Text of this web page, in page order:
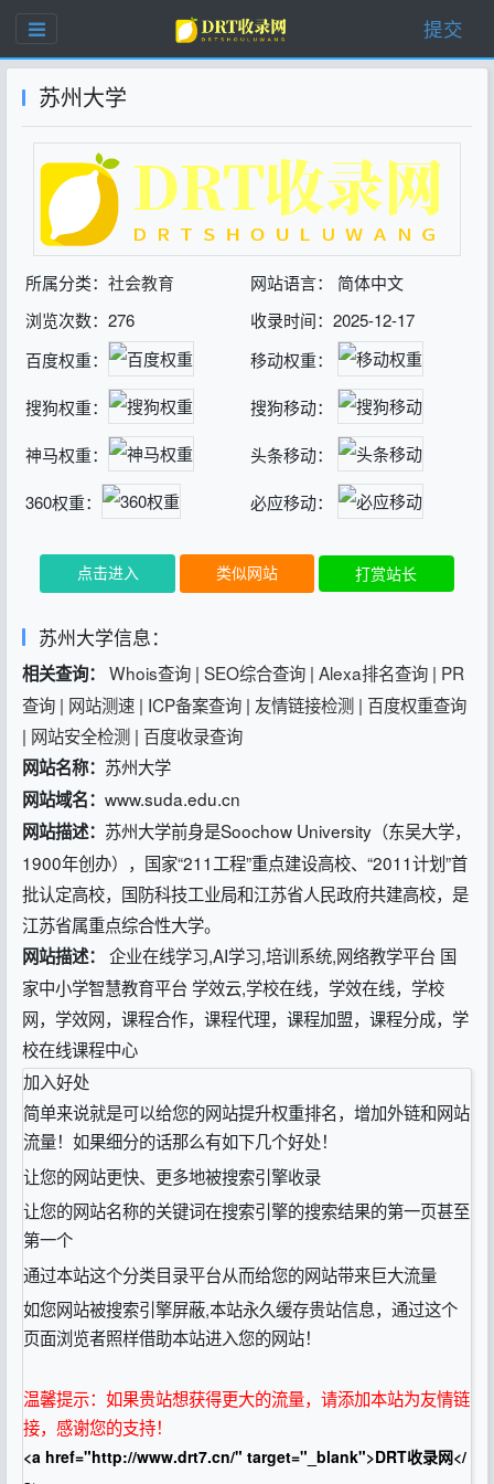
提交
苏州大学
所属分类： 社会教育
网站语言： 简体中文
浏览次数：276
收录时间：2025-12-17
百度权重：
移动权重：
搜狗权重： 搜狗移动：
神马权重： 头条移动：
360权重： 必应移动：
点击进入 类似网站 打赏站长
苏州大学信息：
相关查询： Whois查询 | SEO综合查询 | Alexa排名查询 | PR
查询 | 网站测速 | ICP备案查询 | 友情链接检测 | 百度权重查询
| 网站安全检测 | 百度收录查询
网站名称： 苏州大学
网站域名： www.suda.edu.cn
网站描述： 苏州大学前身是Soochow University（东吴大学，
1900年创办），国家“211工程”重点建设高校、“2011计划”首
批认定高校，国防科技工业局和江苏省人民政府共建高校，是
江苏省属重点综合性大学。
网站描述： 企业在线学习,AI学习,培训系统,网络教学平台 国
家中小学智慧教育平台 学效云,学校在线，学效在线，学校
网，学效网，课程合作，课程代理，课程加盟，课程分成，学
校在线课程中心
加入好处
简单来说就是可以给您的网站提升权重排名，增加外链和网站
流量！如果细分的话那么有如下几个好处！
让您的网站更快、更多地被搜索引擎收录
让您的网站名称的关键词在搜索引擎的搜索结果的第一页甚至
第一个
通过本站这个分类目录平台从而给您的网站带来巨大流量
如您网站被搜索引擎屏蔽,本站永久缓存贵站信息，通过这个
页面浏览者照样借助本站进入您的网站！
温馨提示：如果贵站想获得更大的流量，请添加本站为友情链
接，感谢您的支持！
<a href="http://www.drt7.cn/" target="_blank">DRT收录网</